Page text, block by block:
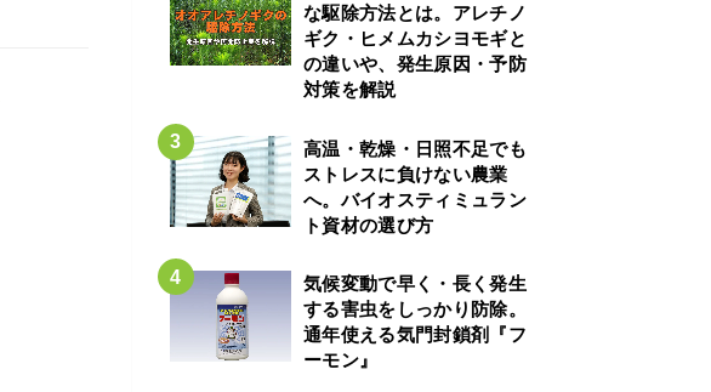
な駆除方法とは。アレチノ
ギク・ヒメムカシヨモギと
の違いや、発生原因・予防
対策を解説
高温・乾燥・日照不足でも
ストレスに負けない農業
へ。バイオスティミュラン
ト資材の選び方
気候変動で早く・長く発生
する害虫をしっかり防除。
通年使える気門封鎖剤『フ
ーモン』